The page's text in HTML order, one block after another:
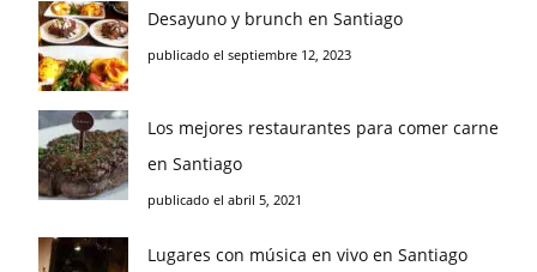
Desayuno y brunch en Santiago
publicado el septiembre 12, 2023
Los mejores restaurantes para comer carne
en Santiago
publicado el abril 5, 2021
Lugares con música en vivo en Santiago